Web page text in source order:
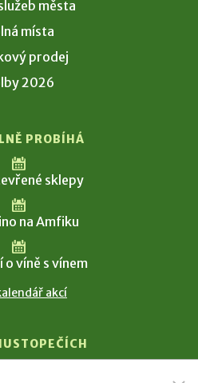
města
místa
prodej
2026
PROBÍHÁ
sklepy
na Amfiku
o víně s vínem
akcí